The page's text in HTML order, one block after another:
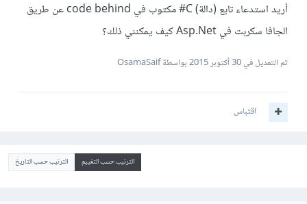
أريد استدعاء تابع (دالة) C# مكتوب في code behind عن طريق
الجافا سكربت في Asp.Net كيف يمكنني ذلك؟
تم التعديل في30 أكتوبر 2015 بواسطة OsamaSaif
اقتباس
الترتيب حسب التقييم الترتيب حسب التاريخ